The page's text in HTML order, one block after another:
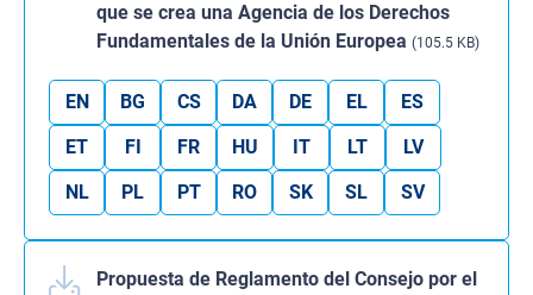
que se crea una Agencia de los Derechos
Fundamentales de la Unión Europea (105.5 KB)
EN BG CS DA DE EL
ES
ET
FI FR HU IT LT
LV
NL
PL PT RO SK SL SV
Propuesta de Reglamento del Consejo por el